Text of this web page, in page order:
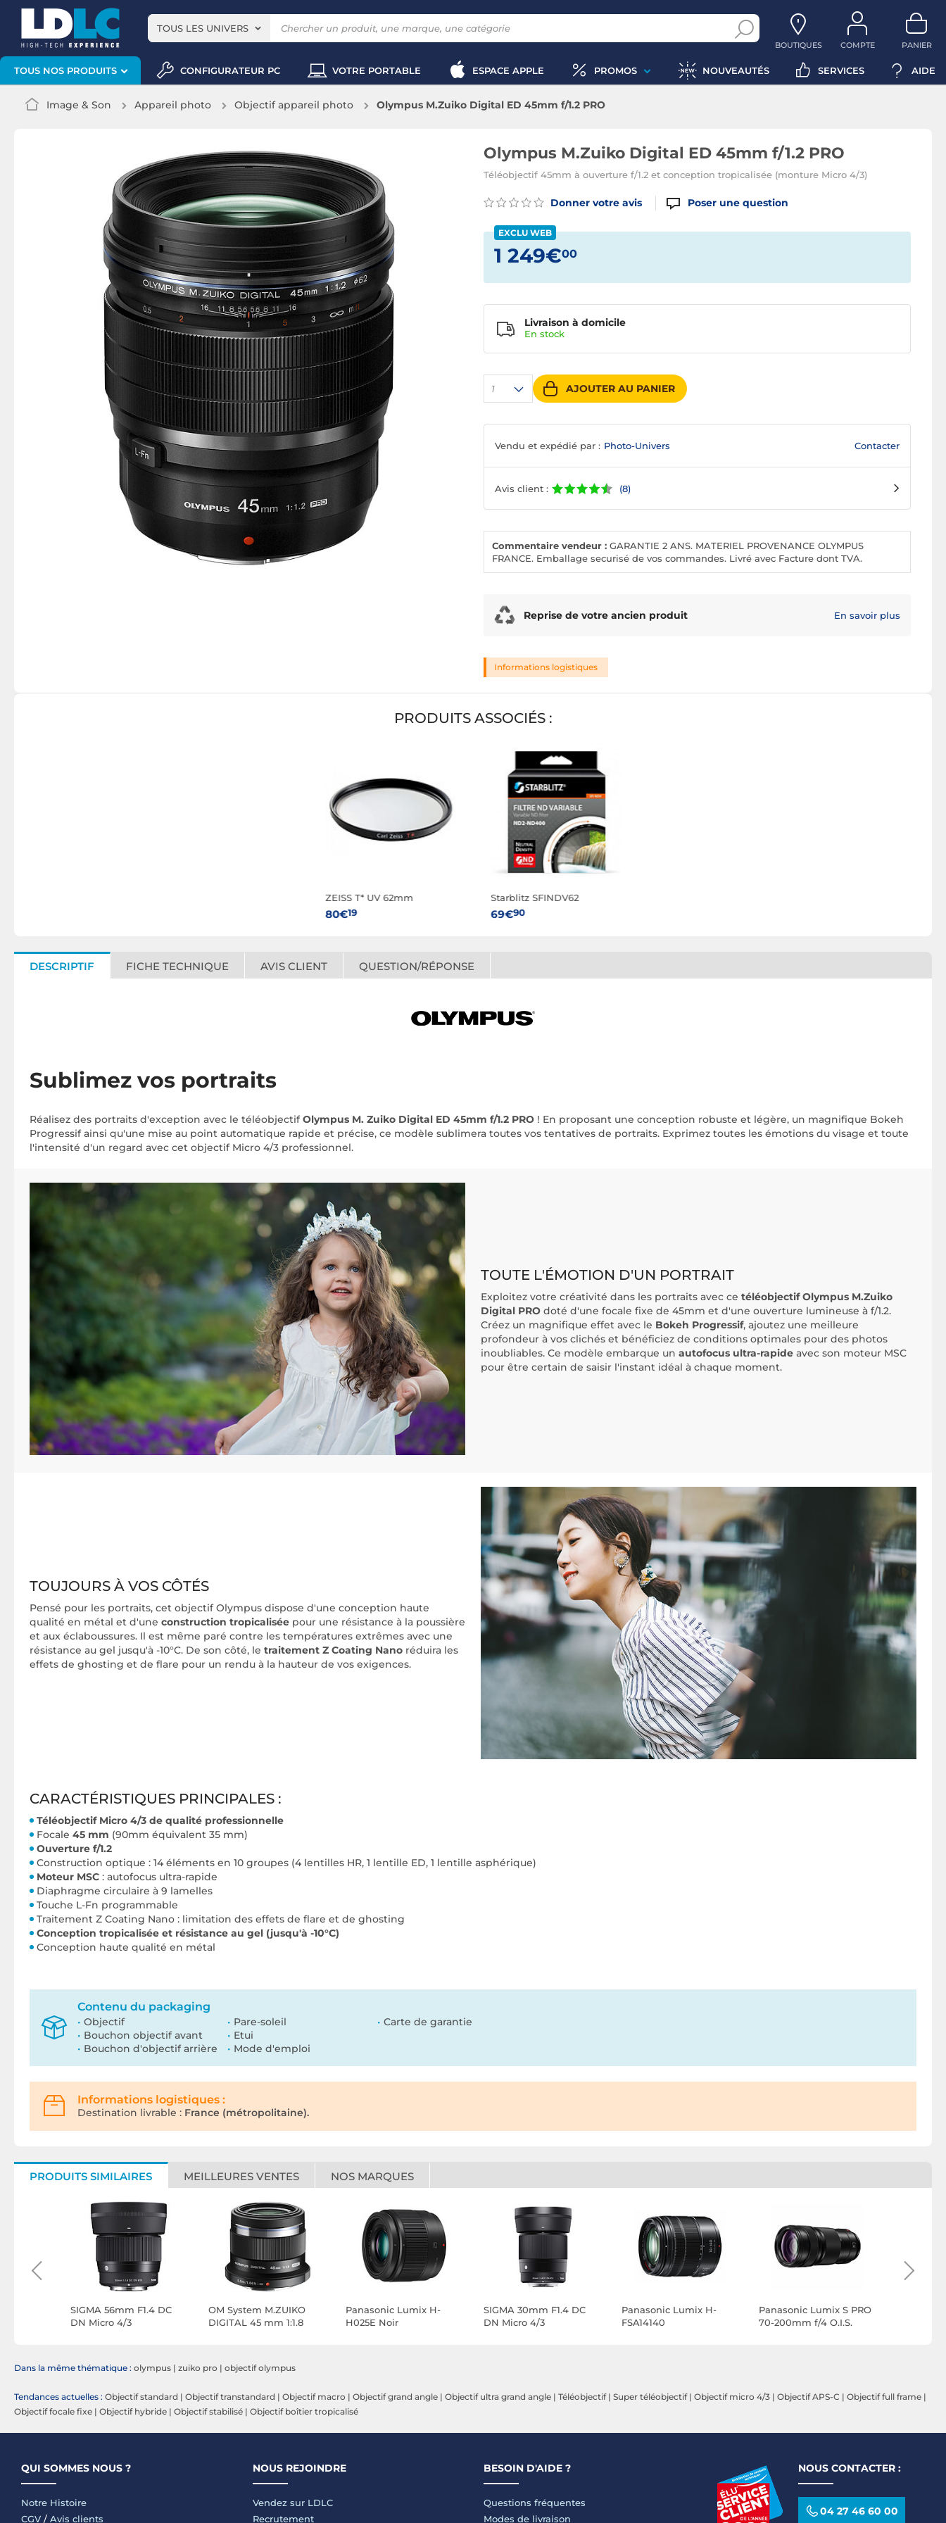
TOUS LES UNIVERS
BOUTIQUES COMPTE PANIER
TOUS NOS PRODUITS CONFIGURATEUR PC VOTRE PORTABLE ESPACE APPLE PROMOS NOUVEAUTÉS SERVICES AIDE
Image & Son Appareil photo Objectif appareil photo Olympus M.Zuiko Digital ED 45mm f/1.2 PRO
Olympus M.Zuiko Digital ED 45mm f/1.2 PRO
Téléobjectif 45mm à ouverture f/1.2 et conception tropicalisée (monture Micro 4/3)
Donner votre avis Poser une question
EXCLU WEB
1 249€00
1 AJOUTER AU PANIER
Livraison à domicile
En stock
Vendu et expédié par : Photo-Univers Contacter
Avis client : (8)
Commentaire vendeur : GARANTIE 2 ANS. MATERIEL PROVENANCE OLYMPUS
FRANCE. Emballage securisé de vos commandes. Livré avec Facture dont TVA.
Reprise de votre ancien produit En savoir plus
Informations logistiques
PRODUITS ASSOCIÉS :
ZEISS T* UV 62mm
80€19
Starblitz SFINDV62
69€90
DESCRIPTIF FICHE TECHNIQUE AVIS CLIENT QUESTION/RÉPONSE
Sublimez vos portraits
Réalisez des portraits d'exception avec le téléobjectifOlympus M. Zuiko Digital ED 45mm f/1.2 PRO ! En proposant une conception robuste et légère, un magnifique Bokeh
Progressif ainsi qu'une mise au point automatique rapide et précise, ce modèle sublimera toutes vos tentatives de portraits. Exprimez toutes les émotions du visage et toute
l'intensité d'un regard avec cet objectif Micro 4/3 professionnel.
TOUTE L'ÉMOTION D'UN PORTRAIT
Exploitez votre créativité dans les portraits avec ce téléobjectif Olympus M.Zuiko
Digital PRO doté d'une focale fixe de 45mm et d'une ouverture lumineuse à f/1.2.
Créez un magnifique effet avec le Bokeh Progressif, ajoutez une meilleure
profondeur à vos clichés et bénéficiez de conditions optimales pour des photos
inoubliables. Ce modèle embarque un autofocus ultra-rapide avec son moteur MSC
pour être certain de saisir l'instant idéal à chaque moment.
TOUJOURS À VOS CÔTÉS
Pensé pour les portraits, cet objectif Olympus dispose d'une conception haute
qualité en métal et d'une construction tropicalisée pour une résistance à la poussière
et aux éclaboussures. Il est même paré contre les températures extrêmes avec une
résistance au gel jusqu'à -10°C. De son côté, le traitement Z Coating Nano réduira les
effets de ghosting et de flare pour un rendu à la hauteur de vos exigences.
CARACTÉRISTIQUES PRINCIPALES :
Téléobjectif Micro 4/3 de qualité professionnelle
Focale 45 mm (90mm équivalent 35 mm)
Ouverture f/1.2
Construction optique : 14 éléments en 10 groupes (4 lentilles HR, 1 lentille ED, 1 lentille asphérique)
Moteur MSC : autofocus ultra-rapide
Diaphragme circulaire à 9 lamelles
Touche L-Fn programmable
Traitement Z Coating Nano : limitation des effets de flare et de ghosting
Conception tropicalisée et résistance au gel (jusqu'à -10°C)
Conception haute qualité en métal
Contenu du packaging
Objectif
Bouchon objectif avant
Bouchon d'objectif arrière
Pare-soleil
Etui
Mode d'emploi
Carte de garantie
Informations logistiques :
Destination livrable : France (métropolitaine).
PRODUITS SIMILAIRES MEILLEURES VENTES NOS MARQUES
SIGMA 56mm F1.4 DC
DN Micro 4/3
OM System M.ZUIKO
DIGITAL 45 mm 1:1.8
Panasonic Lumix H-
H025E Noir
SIGMA 30mm F1.4 DC
DN Micro 4/3
Panasonic Lumix H-
FSA14140
Panasonic Lumix S PRO
70-200mm f/4 O.I.S.
Dans la même thématique : olympus | zuiko pro | objectif olympus
Tendances actuelles : Objectif standard | Objectif transtandard | Objectif macro | Objectif grand angle | Objectif ultra grand angle | Téléobjectif| Super téléobjectif| Objectif micro 4/3 | Objectif APS-C | Objectif full frame |
Objectif focale fixe | Objectif hybride | Objectif stabilisé | Objectif boîtier tropicalisé
QUI SOMMES NOUS ?
Notre Histoire
CGV / Avis clients
NOUS REJOINDRE
Vendez sur LDLC
Recrutement
BESOIN D'AIDE ?
Questions fréquentes
Modes de livraison
NOUS CONTACTER :
04 27 46 60 00